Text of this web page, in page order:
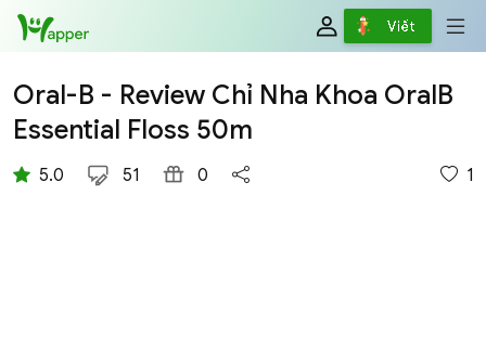
Viết
Review
Oral-B - Review Chỉ Nha Khoa OralB
Essential Floss 50m
5.0 51 0 1